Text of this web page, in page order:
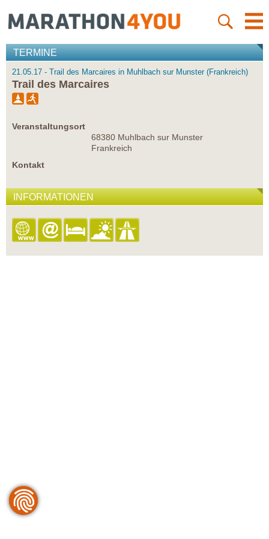
TERMINE
21.05.17 - Trail des Marcaires in Muhlbach sur Munster (Frankreich)
Trail des Marcaires
Veranstaltungsort
68380 Muhlbach sur Munster
Frankreich
Kontakt
INFORMATIONEN